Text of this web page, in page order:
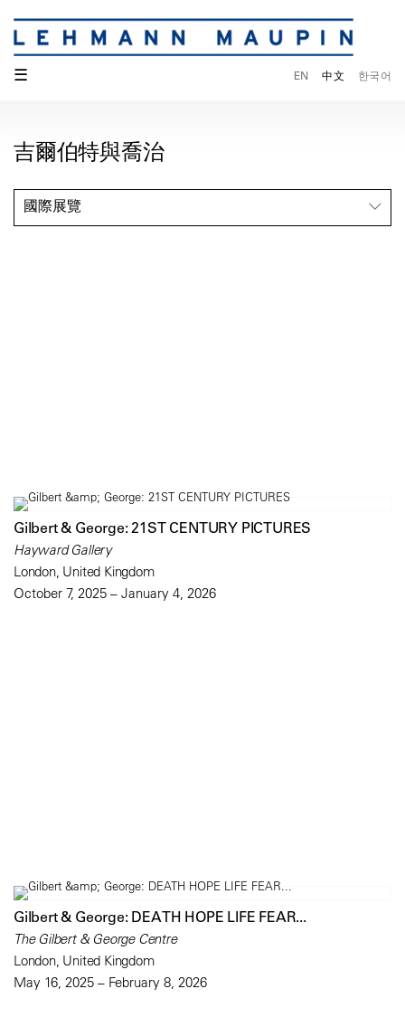
☰ EN 中文 한국어
吉爾伯特與喬治
國際展覽
Gilbert & George: 21ST CENTURY PICTURES
Hayward Gallery
London, United Kingdom
October 7, 2025 – January 4, 2026
Gilbert & George: DEATH HOPE LIFE FEAR...
The Gilbert & George Centre
London, United Kingdom
May 16, 2025 – February 8, 2026